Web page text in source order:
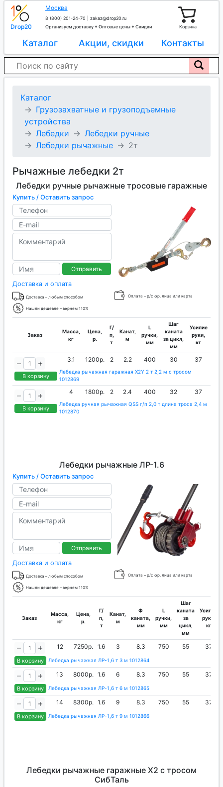
Drop20
Москва
8 (800) 201-24-70
zakaz@drop20.ru
Организуем доставку + Оптовые цены + Скидки
Корзина
Каталог Акции, скидки Контакты
Каталог
Грузозахватные и грузоподъемные
устройства
Лебедки
Лебедки ручные
Лебедки рычажные
2т
Рычажные лебедки 2т
Лебедки ручные рычажные тросовые гаражные
Купить / Оставить запрос
Отправить
Доставка и оплата
Доставка – любым способом Оплата – р/с юр. лица или карта
Нашли дешевле – вернем 110%
Заказ
Масса,
кг
Цена,
р.
Г/
п,
т
Канат,
м
L
ручки,
мм
Шаг
каната
за цикл,
мм
Усилие
руки,
кг
В корзину
3.1 1200р. 2 2.2 400 30 37
Лебедка рычажная гаражная X2Y 2 т 2,2 м с тросом
1012869
В корзину
4 1800р. 2 2.4 400 32 37
Лебедка ручная рычажная QSS г/п 2,0 т длина троса 2,4 м
1012870
Лебедки рычажные ЛР-1.6
Купить / Оставить запрос
Отправить
Доставка и оплата
Доставка – любым способом Оплата – р/с юр. лица или карта
Нашли дешевле – вернем 110%
Заказ
Масса,
кг
Цена,
р.
Г/
п,
т
Канат,
м
Ф
каната,
мм
L
ручки,
мм
Шаг
каната
за
цикл,
мм
Усилие
руки,
кг
В корзину
12 7250р. 1.6 3 8.3 750 55 37
Лебедка рычажная ЛР-1,6 т 3 м 1012864
В корзину
13 8000р. 1.6 6 8.3 750 55 37
Лебедка рычажная ЛР-1,6 т 6 м 1012865
В корзину
14 8300р. 1.6 9 8.3 750 55 37
Лебедка рычажная ЛР-1,6 т 9 м 1012866
Лебедки рычажные гаражные X2 с тросом
СибТаль